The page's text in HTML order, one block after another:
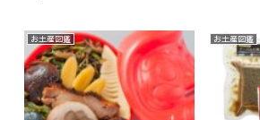
お土産図鑑 お土産図鑑